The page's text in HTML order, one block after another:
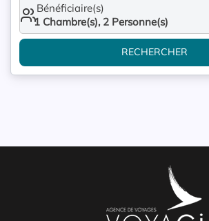
Bénéficiaire(s)
1 Chambre(s), 2 Personne(s)
RECHERCHER